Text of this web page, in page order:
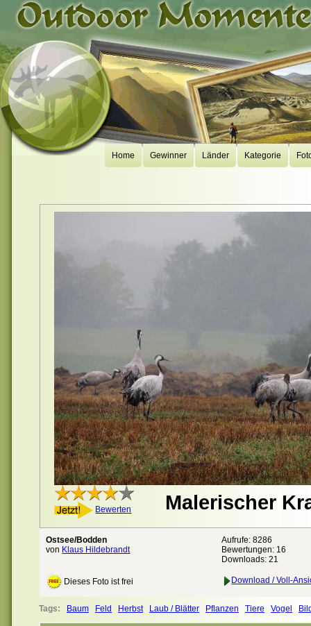
Home Gewinner Länder Kategorie
Bewerten Malerischer
Ostsee/Bodden
von Klaus Hildebrandt
Aufrufe: 8286
Bewertungen: 16
Downloads: 21
Dieses Foto ist frei Download / Voll-
Tags: Baum Feld Herbst Laub / Blätter Pflanzen Tiere Vogel